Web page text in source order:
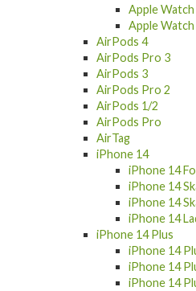
Apple Watch
Apple Watch
AirPods 4
AirPods Pro 3
AirPods 3
AirPods Pro 2
AirPods 1/2
AirPods Pro
AirTag
iPhone 14
iPhone 14
iPhone 14
iPhone 14
iPhone 14
iPhone 14 Plus
iPhone 14
iPhone 14
iPhone 14